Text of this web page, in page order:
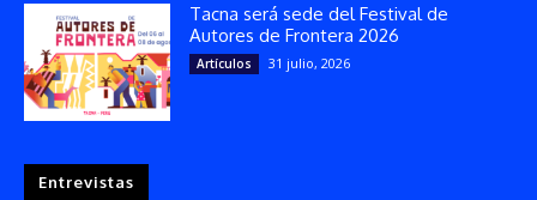
Tacna será sede del Festival de
Autores de Frontera 2026
Artículos 31 julio, 2026
Entrevistas